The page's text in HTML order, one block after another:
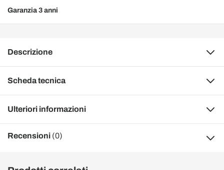
Garanzia 3 anni
Descrizione
Scheda tecnica
Ulteriori informazioni
Recensioni (0)